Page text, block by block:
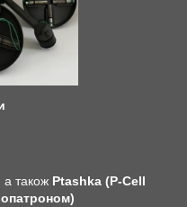
а також Ptashka (P-Cell